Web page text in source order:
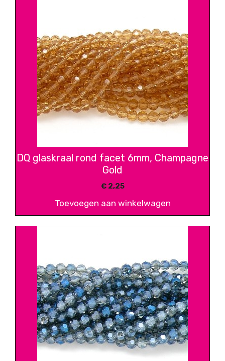
DQ glaskraal rond facet 6mm, Champagne
Gold
€2,25
Toevoegen aan winkelwagen